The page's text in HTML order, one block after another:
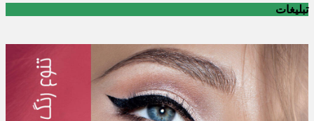
تبلیغات